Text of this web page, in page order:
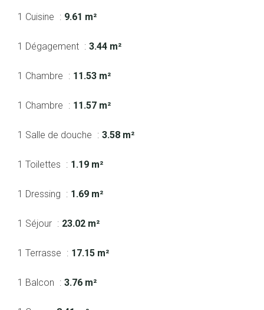
1 Cuisine 9.61 m²
1 Dégagement 3.44 m²
1 Chambre 11.53 m²
1 Chambre 11.57 m²
1 Salle de douche 3.58 m²
1 Toilettes 1.19 m²
1 Dressing 1.69 m²
1 Séjour 23.02 m²
1 Terrasse 17.15 m²
1 Balcon 3.76 m²